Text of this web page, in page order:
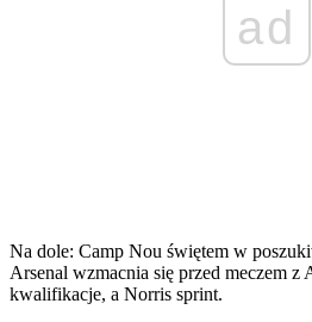
ad
Na dole: Camp Nou świętem w
Arsenal wzmacnia się przed meczem
kwalifikacje, a Norris sprint.